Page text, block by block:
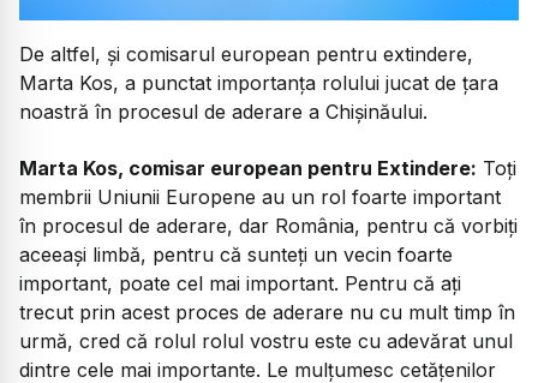
De altfel, și comisarul european pentru extindere,
Marta Kos, a punctat importanța rolului jucat de țara
noastră în procesul de aderare a Chișinăului.
Marta Kos, comisar european pentru Extindere: Toți
membrii Uniunii Europene au un rol foarte important
în procesul de aderare, dar România, pentru că vorbiți
aceeași limbă, pentru că sunteți un vecin foarte
important, poate cel mai important. Pentru că ați
trecut prin acest proces de aderare nu cu mult timp în
urmă, cred că rolul rolul vostru este cu adevărat unul
dintre cele mai importante. Le mulțumesc cetățenilor